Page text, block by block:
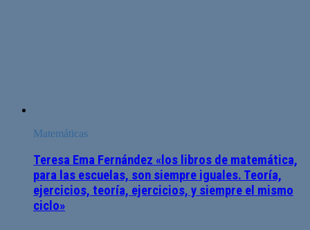
Matemáticas
Teresa Ema Fernández «los libros de matemática,
para las escuelas, son siempre iguales. Teoría,
ejercicios, teoría, ejercicios, y siempre el mismo
ciclo»